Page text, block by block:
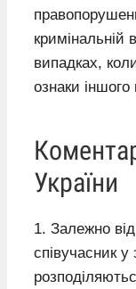
кримінальній
випадках,
ознаки
України
1. Залежно
співучасник у